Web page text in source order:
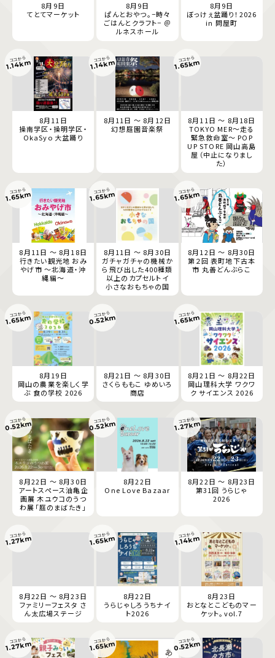
8月9日
てとてマーケット
8月9日
ぱんとおやつ。−時々
ごはんとクラフト− ＠
ルネスホール
8月9日
ぼっけぇ盆踊り！2026
in 問屋町
8月11日
操南学区・操明学区・
OkaSyo 大盆踊り
ココから
1.14km
8月11日 ～ 8月12日
幻想庭園音楽祭
ココから
1.14km
8月11日 ～ 8月18日
TOKYO MER～走る
緊急救命室～ POP
UP STORE 岡山高島
屋（中止になりまし
た）
ココから
1.65km
8月11日 ～ 8月18日
行きたい観光地 おみ
やげ市 ～北海道・沖
縄編～
ココから
1.65km
8月11日 ～ 8月30日
ガチャガチャの機械か
ら飛び出した400種類
以上のカプセルトイ
小さなおもちゃの国
ココから
1.65km
8月12日 ～ 8月30日
第２回 表町地下古本
市 丸善どんぶらこ
ココから
1.65km
8月19日
岡山の農業を楽しく学
ぶ 食の学校 2026
ココから
1.65km
8月21日 ～ 8月30日
さくらももこ ゆめいろ
商店
ココから
0.52km
8月21日 ～ 8月22日
岡山理科大学 ワクワ
ク サイエンス 2026
ココから
1.65km
8月22日 ～ 8月30日
アートスペース油亀企
画展 木ユウコのうつ
わ展「庭のまばたき」
ココから
0.52km
8月22日
One Love Bazaar
ココから
0.52km
8月22日 ～ 8月23日
第31回 うらじゃ
2026
ココから
1.27km
8月22日 ～ 8月23日
ファミリーフェスタ さ
ん太広場ステージ
ココから
1.27km
8月22日
うらじゃしろうちナイ
ト2026
ココから
1.65km
8月23日
おとなとこどものマー
ケット。vol.7
ココから
1.14km
ココから
1.27km ココから
1.65km ココから
0.52km